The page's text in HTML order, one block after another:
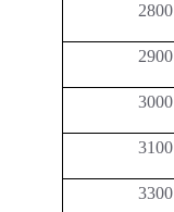
2800
2900
3000
3100
3300